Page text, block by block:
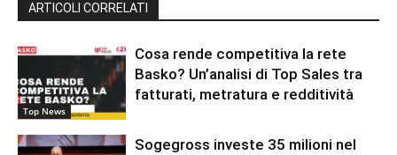
ARTICOLI CORRELATI
Top News
Cosa rende competitiva la rete
Basko? Un’analisi di Top Sales tra
fatturati, metratura e redditività
Sogegross investe 35 milioni nel